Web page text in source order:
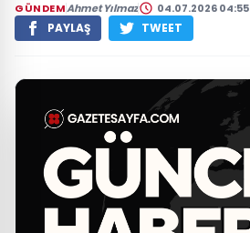
GÜNDEMAhmet Yılmaz 04.07.2026 04:55
PAYLAŞ TWEET